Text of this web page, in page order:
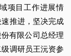
项目工作进展情
推进，坚决完成
有限公司总经理
调研员王沅资参